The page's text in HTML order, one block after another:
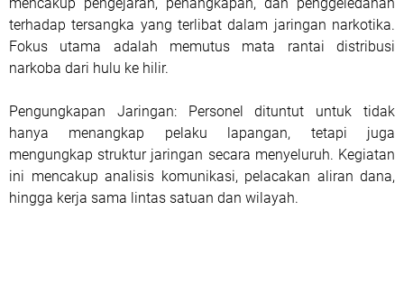
terhadap tersangka yang terlibat dalam jaringan narkotika.
Fokus utama adalah memutus mata rantai distribusi
narkoba dari hulu ke hilir.
Pengungkapan Jaringan: Personel dituntut untuk tidak
hanya menangkap pelaku lapangan, tetapi juga
mengungkap struktur jaringan secara menyeluruh. Kegiatan
ini mencakup analisis komunikasi, pelacakan aliran dana,
hingga kerja sama lintas satuan dan wilayah.